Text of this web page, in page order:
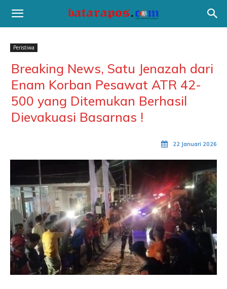
Peristiwa
Breaking News, Satu Jenazah dari
Enam Korban Pesawat ATR 42-
500 yang Ditemukan Berhasil
Dievakuasi Basarnas !
22 Januari 2026